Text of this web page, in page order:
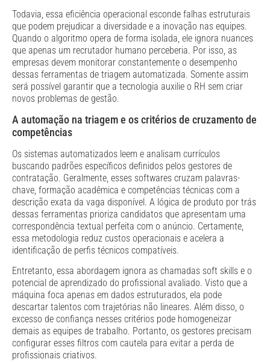
Todavia, essa eficiência operacional esconde falhas estruturais
que podem prejudicar a diversidade e a inovação nas equipes.
Quando o algoritmo opera de forma isolada, ele ignora nuances
que apenas um recrutador humano perceberia. Por isso, as
empresas devem monitorar constantemente o desempenho
dessas ferramentas de triagem automatizada. Somente assim
será possível garantir que a tecnologia auxilie o RH sem criar
novos problemas de gestão.
A automação na triagem e os critérios de cruzamento de
competências
Os sistemas automatizados leem e analisam currículos
buscando padrões específicos definidos pelos gestores de
contratação. Geralmente, esses softwares cruzam palavras-
chave, formação acadêmica e competências técnicas com a
descrição exata da vaga disponível. A lógica de produto por trás
dessas ferramentas prioriza candidatos que apresentam uma
correspondência textual perfeita com o anúncio. Certamente,
essa metodologia reduz custos operacionais e acelera a
identificação de perfis técnicos compatíveis.
Entretanto, essa abordagem ignora as chamadas soft skills e o
potencial de aprendizado do profissional avaliado. Visto que a
máquina foca apenas em dados estruturados, ela pode
descartar talentos com trajetórias não lineares. Além disso, o
excesso de confiança nesses critérios pode homogeneizar
demais as equipes de trabalho. Portanto, os gestores precisam
configurar esses filtros com cautela para evitar a perda de
profissionais criativos.